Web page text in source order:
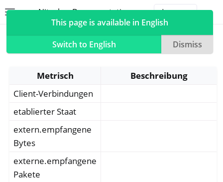
Nitrokey Documentation
navigation of Nitrokeys
navigation of NitroPad, NitroPC
navigation of NitroPhone, NitroTablet
navigation of NextBox
navigation of NetHSM
navigation of NitroWall
Metriken
Metrisch
Beschreibung
Client-Verbindungen
etablierter Staat
extern.empfangene
Bytes
externe.empfangene
Pakete
This page is available in English
Switch to English
Dismiss